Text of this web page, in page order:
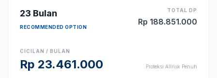
23 Bulan
RECOMMENDED OPTION
TOTAL DP
Rp 188.851.000
CICILAN / BULAN
Rp 23.461.000 Proteksi Allrisk Penuh